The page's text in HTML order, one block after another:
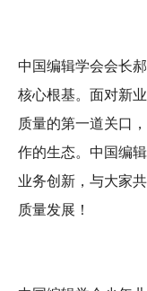
中国编辑学会会长
核心根基。面对新
质量的第一道关口
作的生态。中国编
业务创新，与大家
质量发展！